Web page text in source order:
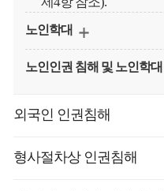
노인학대
노인인권 침해 및 노인학대
외국인 인권침해
형사절차상 인권침해